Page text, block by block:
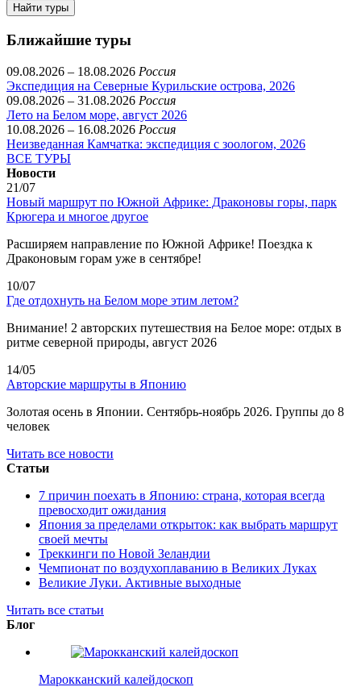
Найти туры
Ближайшие туры
09.08.2026 – 18.08.2026 Россия
Экспедиция на Северные Курильские острова, 2026
09.08.2026 – 31.08.2026 Россия
Лето на Белом море, август 2026
10.08.2026 – 16.08.2026 Россия
Неизведанная Камчатка: экспедиция с зоологом, 2026
ВСЕ ТУРЫ
Новости
21/07
Новый маршрут по Южной Африке: Драконовы горы, парк
Крюгера и многое другое
Расширяем направление по Южной Африке! Поездка к
Драконовым горам уже в сентябре!
10/07
Где отдохнуть на Белом море этим летом?
Внимание! 2 авторских путешествия на Белое море: отдых в
ритме северной природы, август 2026
14/05
Авторские маршруты в Японию
Золотая осень в Японии. Сентябрь-ноябрь 2026. Группы до 8
человек
Читать все новости
Статьи
7 причин поехать в Японию: страна, которая всегда
превосходит ожидания
Япония за пределами открыток: как выбрать маршрут
своей мечты
Треккинги по Новой Зеландии
Чемпионат по воздухоплаванию в Великих Луках
Великие Луки. Активные выходные
Читать все статьи
Блог
Марокканский калейдоскоп